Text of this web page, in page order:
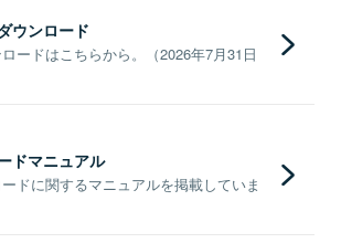
ウンロード
ードはこちらから。（2026年7月31日
ドマニュアル
ドに関するマニュアルを掲載していま